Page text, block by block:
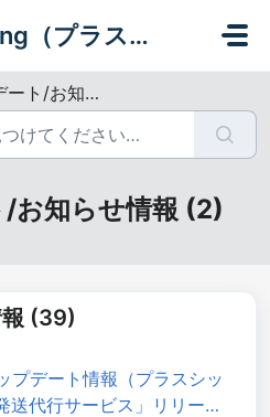
Plus Shipping（プラスシッピング）
/お知らせ情報
お知らせ情報 (2)
(39)
デート情報（プラスシッ
送代行サービス」リリー